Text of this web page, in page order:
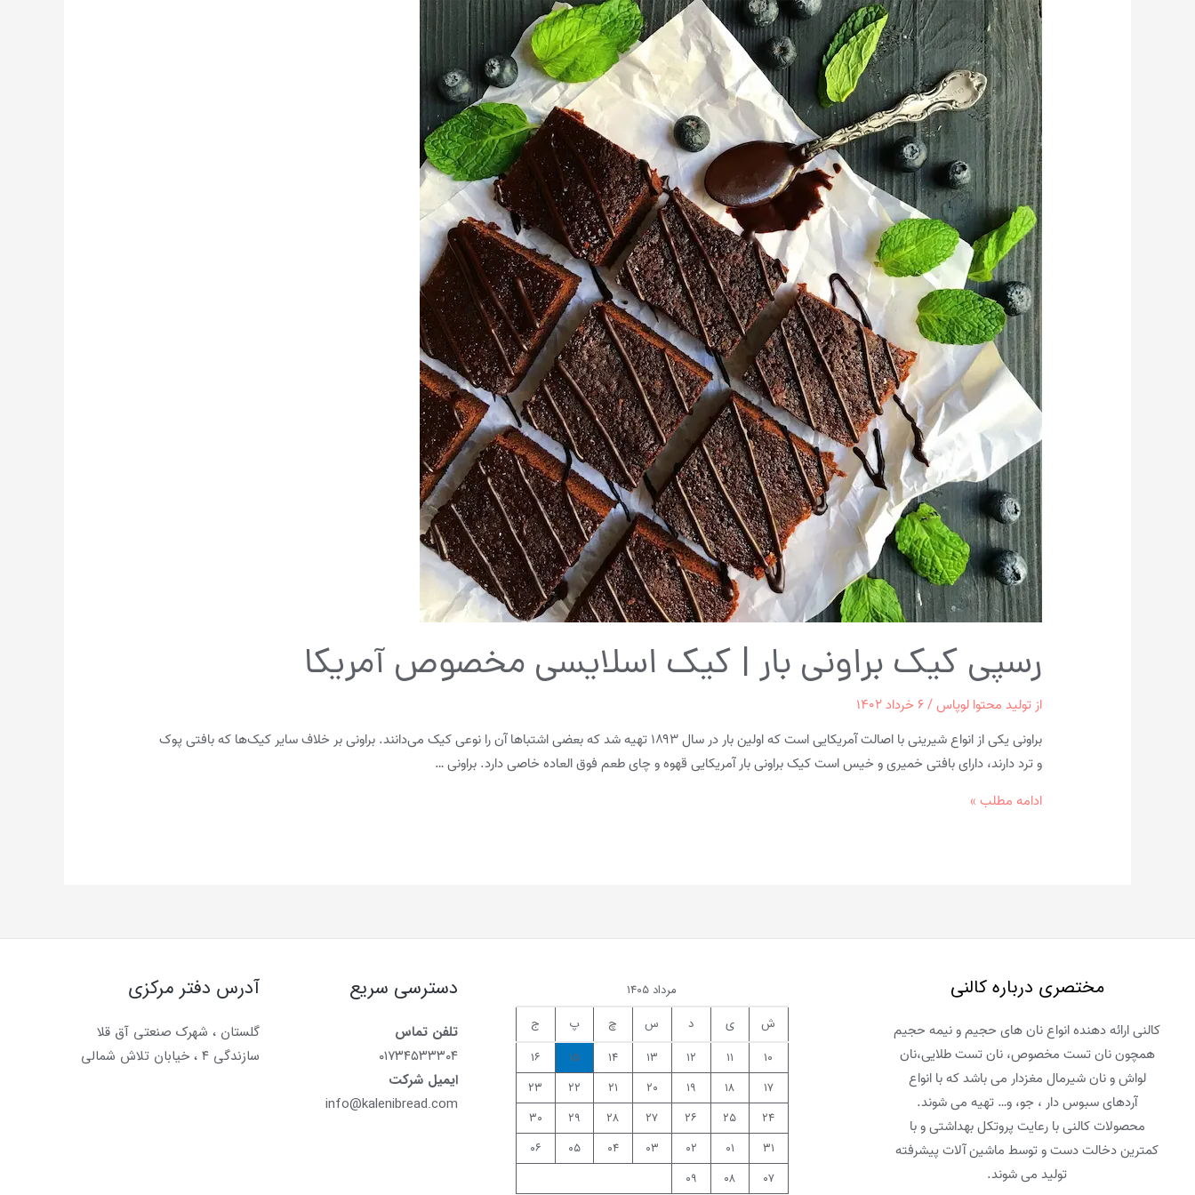
رسپی کیک براونی بار | کیک اسلایسی مخصوص آمریکا
از تولید محتوا لوپاس/۶ خرداد ۱۴۰۲
براونی یکی از انواع شیرینی با اصالت آمریکایی است که اولین بار در سال ۱۸۹۳ تهیه شد که بعضی اشتباها آن را نوعی کیک می‌دانند. براونی بر خلاف سایر کیک‌­ها که بافتی پوک
و ترد دارند، دارای بافتی خمیری و خیس است کیک براونی بار آمریکایی قهوه و چای طعم فوق العاده خاصی دارد. براونی …
رسپی
اسلایسی
آمریکا
ادامه مطلب »
مختصری درباره کالنی
کالنی ارائه دهنده انواع نان های حجیم و نیمه حجیم
همچون نان تست مخصوص، نان تست طلایی،نان
لواش و نان شیرمال مغزدار می باشد که با انواع
آردهای سبوس دار ، جو، و… تهیه می شوند.
محصولات کالنی با رعایت پروتکل بهداشتی و با
کمترین دخالت دست و توسط ماشین آلات پیشرفته
تولید می شوند.
مرداد ۱۴۰۵
ش
ی د س چ پ
ج
۱۰
۱۱ ۱۲ ۱۳ ۱۴ ۱۵
۱۶
۱۷
۱۸ ۱۹ ۲۰ ۲۱ ۲۲
۲۳
۲۴
۲۵ ۲۶ ۲۷ ۲۸ ۲۹
۳۰
۳۱
۰۱ ۰۲ ۰۳ ۰۴ ۰۵
۰۶
۰۷
۰۸ ۰۹
دسترسی سریع
تلفن تماس
۰۱۷۳۴۵۳۳۳۰۴
ایمیل شرکت
info@kalenibread.com
آدرس دفتر مرکزی
گلستان ، شهرک صنعتی آق قلا
سازندگی ۴ ، خیابان تلاش شمالی